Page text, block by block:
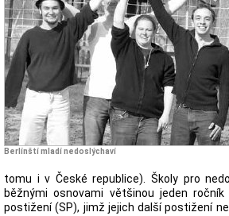
Berlínští mladí nedoslýchaví
tomu i v České republice). Školy pro
běžnými osnovami většinou jeden ročník
postižení (SP), jimž jejich další postižení